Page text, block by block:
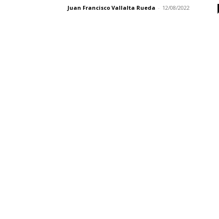
Juan Francisco Vallalta Rueda - 12/08/2022